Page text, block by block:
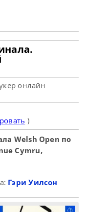
онлайн
)
Welsh Open по
Cymru,
Гэри Уилсон